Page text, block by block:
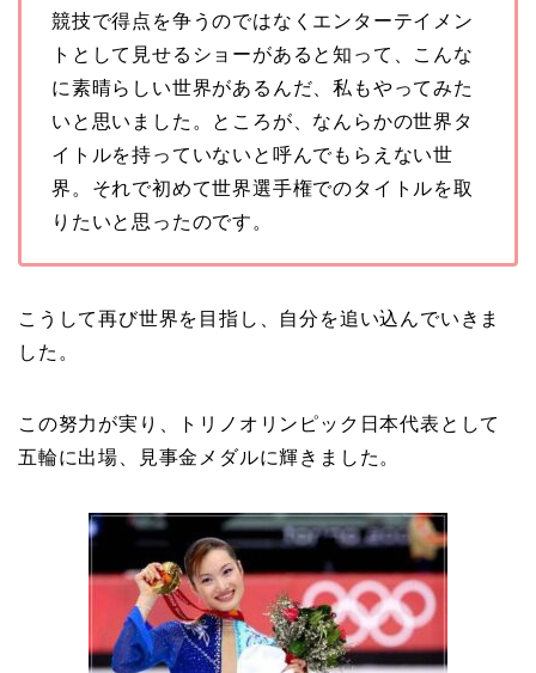
競技で得点を争うのではなくエンターテイメン
トとして見せるショーがあると知って、こんな
に素晴らしい世界があるんだ、私もやってみた
いと思いました。ところが、なんらかの世界タ
イトルを持っていないと呼んでもらえない世
界。それで初めて世界選手権でのタイトルを取
りたいと思ったのです。
こうして再び世界を目指し、自分を追い込んでいきま
した。
この努力が実り、トリノオリンピック日本代表として
五輪に出場、見事金メダルに輝きました。